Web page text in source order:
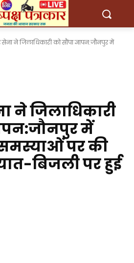
सेना ने जिलाधिकारी को सौंपा ज्ञापन:जौनपुर में
ने जिलाधिकारी
में
पर की
बिजली पर हुई